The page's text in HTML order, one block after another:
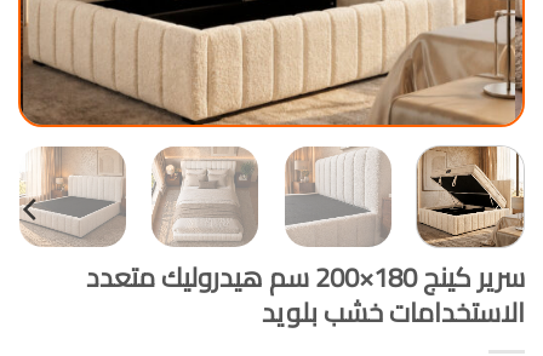
سرير كينج 180×200 سم هيدروليك متعدد
الاستخدامات خشب بلويد